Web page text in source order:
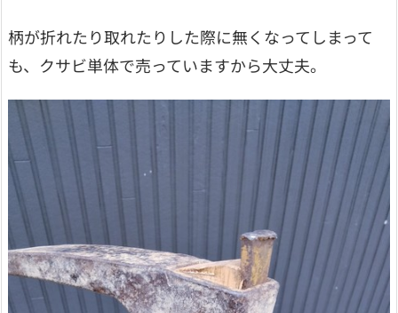
柄が折れたり取れたりした際に無くなってしまって
も、クサビ単体で売っていますから大丈夫。